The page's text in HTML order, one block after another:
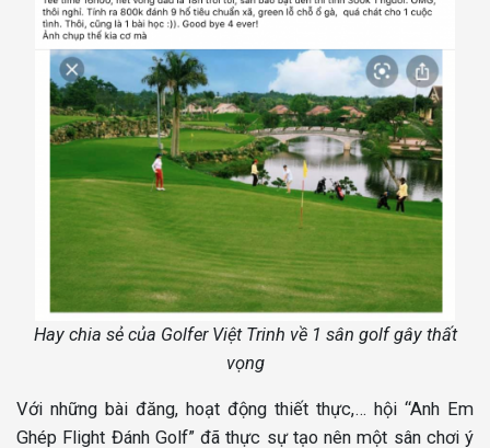
Hay chia sẻ của Golfer Việt Trinh về 1 sân golf gây thất
vọng
Với những bài đăng, hoạt động thiết thực,… hội “Anh Em
Ghép Flight Đánh Golf” đã thực sự tạo nên một sân chơi ý